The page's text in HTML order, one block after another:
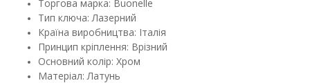
Торгова марка: Buonelle
Тип ключа: Лазерний
Країна виробництва: Італія
Принцип кріплення: Врізний
Основний колір: Хром
Матеріал: Латунь